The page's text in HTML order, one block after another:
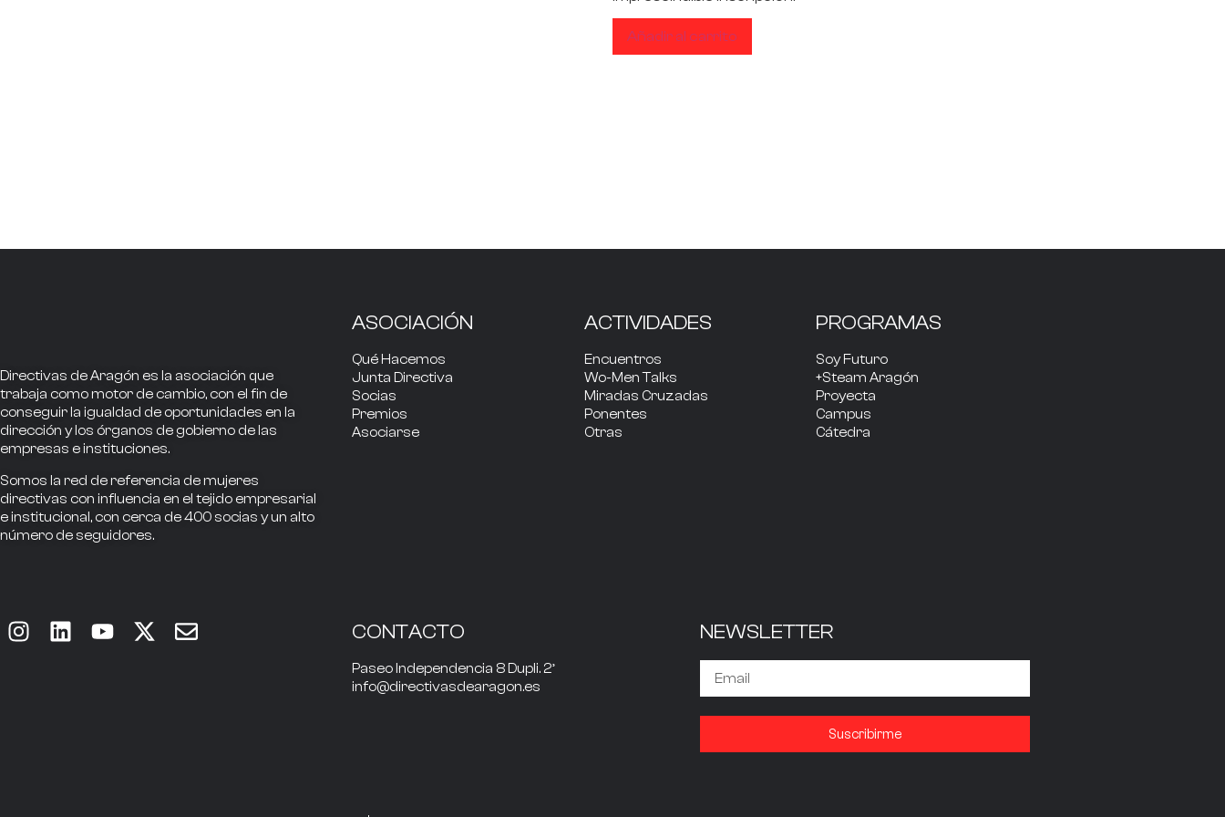
Añadir al carrito
Directivas de Aragón es la asociación que
trabaja comomotor de cambio, con el fin de
conseguir la igualdad de oportunidades en la
dirección y los órganos de gobierno de las
empresas e instituciones.
Somos la red de referencia de mujeres
directivas con influencia en el tejido empresarial
e institucional, con cerca de400 socias y un alto
número de seguidores.
ASOCIACIÓN
Qué Hacemos
Junta Directiva
Socias
Premios
Asociarse
ACTIVIDADES
Encuentros
Wo-Men Talks
Miradas Cruzadas
Ponentes
Otras
PROGRAMAS
Soy Futuro
+Steam Aragón
Proyecta
Campus
Cátedra
CONTACTO
Paseo Independencia 8 Dupli. 2º
info@directivasdearagon.es
NEWSLETTER
Suscribirme